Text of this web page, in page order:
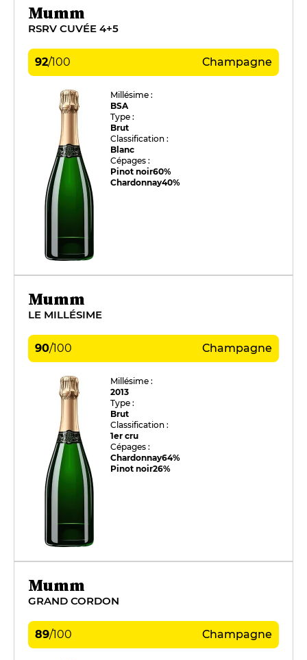
Mumm
RSRV CUVÉE 4+5
92/100 Champagne
Millésime :
BSA
Type :
Brut
Classification :
Blanc
Cépages :
Pinot noir60%
Chardonnay40%
Mumm
LE MILLÉSIME
90/100 Champagne
Millésime :
2013
Type :
Brut
Classification :
1er cru
Cépages :
Chardonnay64%
Pinot noir26%
Mumm
GRAND CORDON
89/100 Champagne